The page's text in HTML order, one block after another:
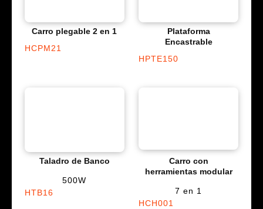
Carro plegable 2 en 1
HCPM21
Plataforma
Encastrable
HPTE150
Taladro de Banco
500W
HTB16
Carro con
herramientas modular
7 en 1
HCH001